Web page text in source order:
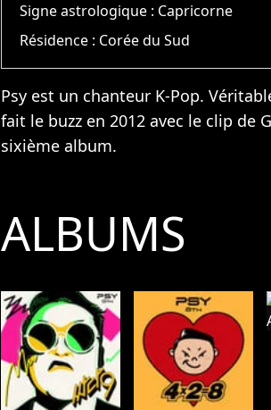
Signe astrologique : Capricorne
Résidence : Corée du Sud
Psy est un chanteur K-Pop.
fait le buzz en 2012 avec le clip de
sixième album.
ALBUMS